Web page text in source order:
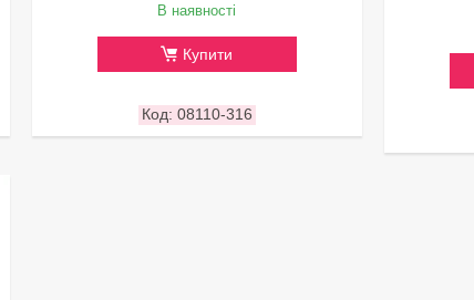
В наявності
Купити
08110-316